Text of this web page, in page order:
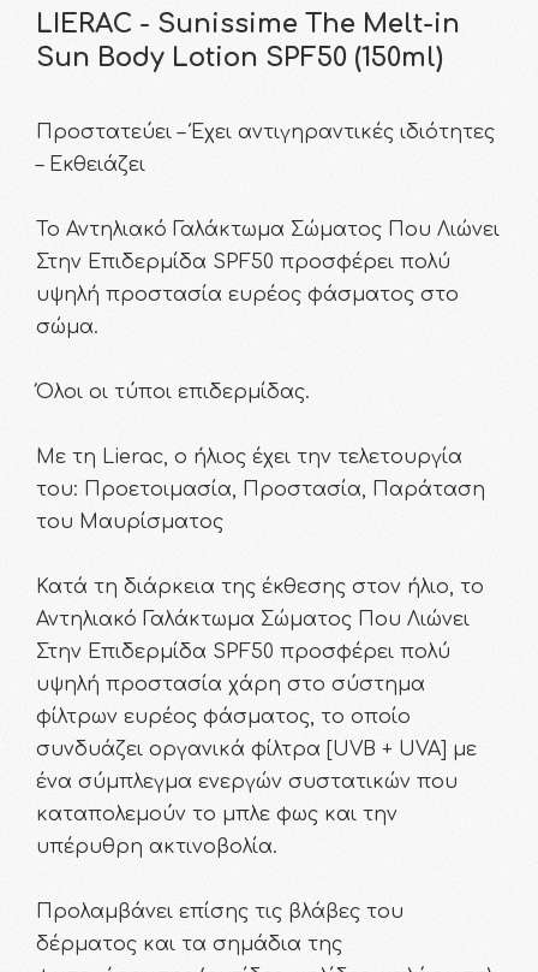
LIERAC - Sunissime The Melt-in
Sun Body Lotion SPF50 (150ml)
Προστατεύει – Έχει αντιγηραντικές ιδιότητες
– Εκθειάζει
Το Αντηλιακό Γαλάκτωμα Σώματος Που Λιώνει
Στην Επιδερμίδα SPF50 προσφέρει πολύ
υψηλή προστασία ευρέος φάσματος στο
σώμα.
Όλοι οι τύποι επιδερμίδας.
Με τη Lierac, ο ήλιος έχει την τελετουργία
του: Προετοιμασία, Προστασία, Παράταση
του Μαυρίσματος
Κατά τη διάρκεια της έκθεσης στον ήλιο, το
Αντηλιακό Γαλάκτωμα Σώματος Που Λιώνει
Στην Επιδερμίδα SPF50 προσφέρει πολύ
υψηλή προστασία χάρη στο σύστημα
φίλτρων ευρέος φάσματος, το οποίο
συνδυάζει οργανικά φίλτρα [UVB + UVA] με
ένα σύμπλεγμα ενεργών συστατικών που
καταπολεμούν το μπλε φως και την
υπέρυθρη ακτινοβολία.
Προλαμβάνει επίσης τις βλάβες του
δέρματος και τα σημάδια της